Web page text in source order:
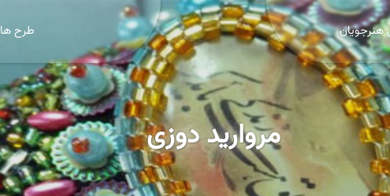
هنرجویان طرح ها
مروارید دوزی